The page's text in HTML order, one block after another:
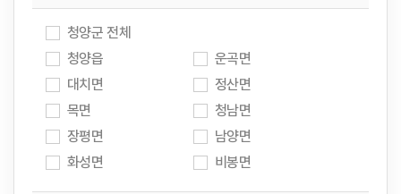
청양군 전체
청양읍
운곡면
대치면
정산면
목면
청남면
장평면
남양면
화성면
비봉면